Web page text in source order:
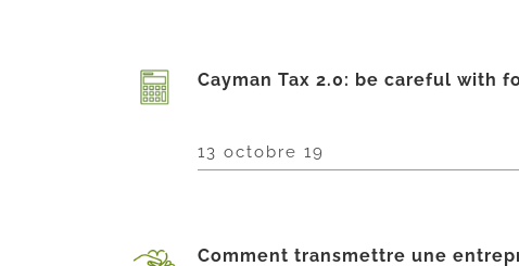
Cayman Tax 2.0: be careful with
13 octobre 19
Comment transmettre une